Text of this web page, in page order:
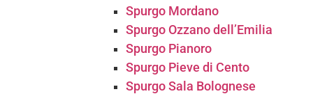
Spurgo Mordano
Spurgo Ozzano dell’Emilia
Spurgo Pianoro
Spurgo Pieve di Cento
Spurgo Sala Bolognese